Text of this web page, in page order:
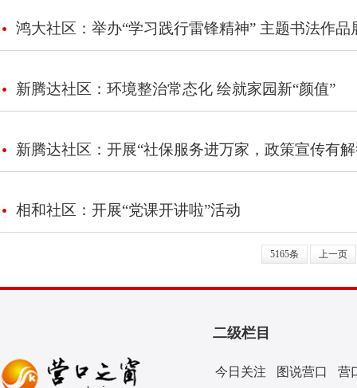
鸿大社区：举办“学习践行雷锋精神” 主题书法作品
新腾达社区：环境整治常态化 绘就家园新“颜值”
新腾达社区：开展“社保服务进万家，政策宣传有
相和社区：开展“党课开讲啦”活动
5165条 上一页
二级栏目
今日关注 图说营口
营